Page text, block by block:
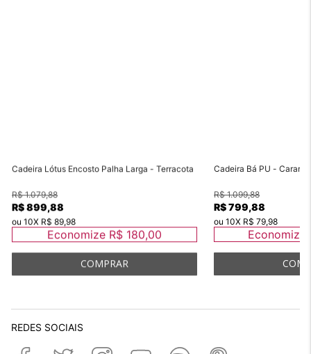
Cadeira Lótus Encosto Palha Larga - Terracota
R$ 1.079,88
R$ 899,88
ou 10X R$ 89,98
Economize R$ 180,00
Cadeira Bá PU -
R$ 1.099,88
R$ 799,88
ou10X R$ 79,98
Economize
REDES SOCIAIS